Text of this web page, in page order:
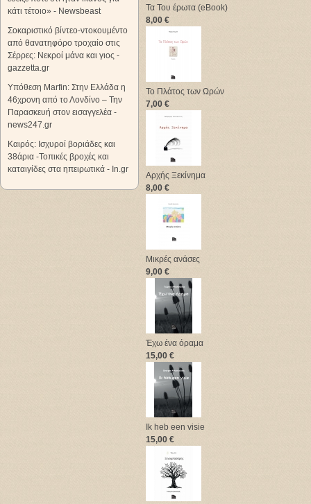
κάτι τέτοιο» - Newsbeast
Σοκαριστικό βίντεο-ντοκουμέντο
από θανατηφόρο τροχαίο στις
Σέρρες: Νεκροί μάνα και γιος -
gazzetta.gr
Υπόθεση Marfin: Στην Ελλάδα η
46χρονη από το Λονδίνο – Την
Παρασκευή στον εισαγγελέα -
news247.gr
Καιρός: Ισχυροί βοριάδες και
38άρια -Τοπικές βροχές και
καταιγίδες στα ηπειρωτικά - In.gr
Τα Του έρωτα (eBook)
8,00 €
Το Πλάτος των Ωρών
7,00 €
Αρχής Ξεκίνημα
8,00 €
Μικρές ανάσες
9,00 €
Έχω ένα όραμα
15,00 €
Ik heb een visie
15,00 €